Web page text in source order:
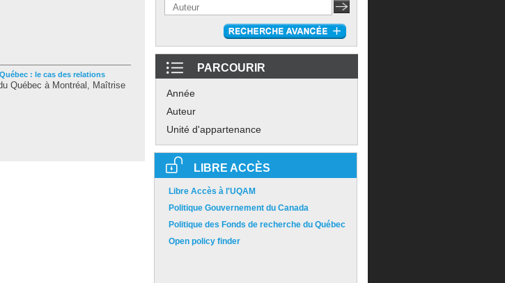
: le cas des relations
Québec à Montréal, Maîtrise
PARCOURIR
Année
Auteur
Unité d'appartenance
LIBRE ACCÈS
Libre Accès à l'UQAM
Politique Gouvernement du Canada
Politique des Fonds de recherche du Québec
Open policy finder